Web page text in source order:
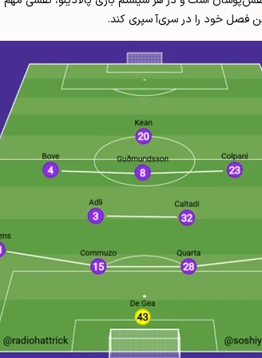
فصل خود را در سری‌آ سپری کند.